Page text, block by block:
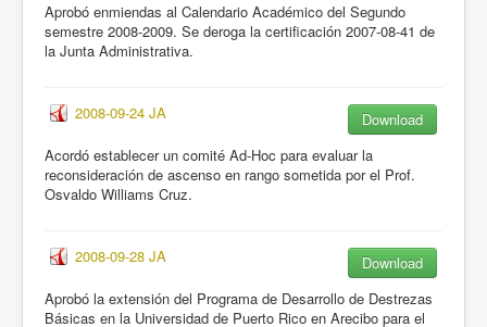
Aprobó enmiendas al Calendario Académico del Segundo
semestre 2008-2009. Se deroga la certificación 2007-08-41 de
la Junta Administrativa.
2008-09-24 JA
Download
Acordó establecer un comité Ad-Hoc para evaluar la
reconsideración de ascenso en rango sometida por el Prof.
Osvaldo Williams Cruz.
2008-09-28 JA
Download
Aprobó la extensión del Programa de Desarrollo de Destrezas
Básicas en la Universidad de Puerto Rico en Arecibo para el